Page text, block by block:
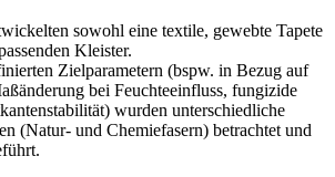
sowohl eine textile, gewebte Tapete
Kleister.
Zielparametern (bspw. in Bezug auf
bei Feuchteeinfluss, fungizide
wurden unterschiedliche
(Natur‑ und Chemiefasern) betrachtet und